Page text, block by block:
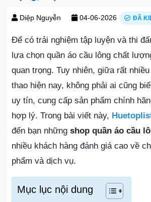
Diệp Nguyễn 04-06-2026 ĐÃ
Để có trải nghiệm tập luyện và thi
lựa chọn quần áo cầu lông chất
quan trọng. Tuy nhiên, giữa rất
thao hiện nay, không phải ai cũng
uy tín, cung cấp sản phẩm chính
hợp lý. Trong bài viết này,
đến bạn những shop quần áo cầu
nhiều khách hàng đánh giá cao về
phẩm và dịch vụ.
Mục lục nội dung